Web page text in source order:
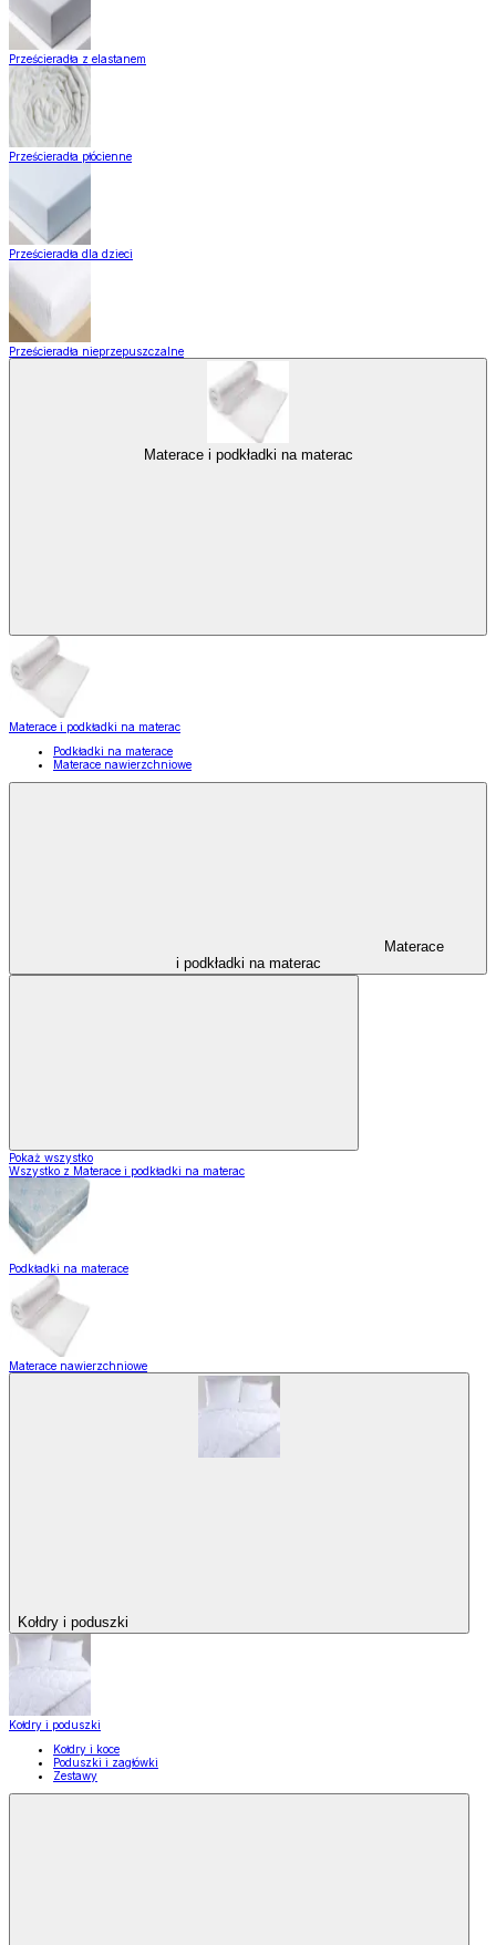
Prześcieradła z elastanem
Prześcieradła płócienne
Prześcieradła dla dzieci
Prześcieradła nieprzepuszczalne
Materace i podkładki na materac
Materace i podkładki na materac
Podkładki na materace
Materace nawierzchniowe
Materace
i podkładki na materac
Pokaż wszystko
Wszystko z Materace i podkładki na materac
Podkładki na materace
Materace nawierzchniowe
Kołdry i poduszki
Kołdry i poduszki
Kołdry i koce
Poduszki i zagłówki
Zestawy